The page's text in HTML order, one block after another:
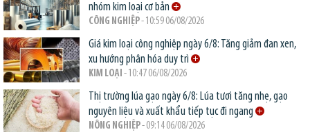
nhóm kim loại cơ bản
CÔNG NGHIỆP- 10:59 06/08/2026
Giá kim loại công nghiệp ngày 6/8: Tăng giảm đan xen,
xu hướng phân hóa duy trì
KIM LOẠI - 10:47 06/08/2026
Thị trường lúa gạo ngày 6/8: Lúa tươi tăng nhẹ, gạo
nguyên liệu và xuất khẩu tiếp tục đi ngang
NÔNG NGHIỆP- 09:14 06/08/2026